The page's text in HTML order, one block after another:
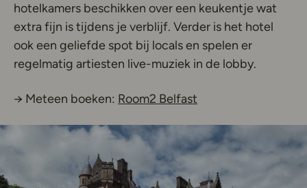
hotelkamers beschikken over een keukentje wat
extra fijn is tijdens je verblijf. Verder is het hotel
ook een geliefde spot bij locals en spelen er
regelmatig artiesten live-muziek in de lobby.
→ Meteen boeken: Room2 Belfast